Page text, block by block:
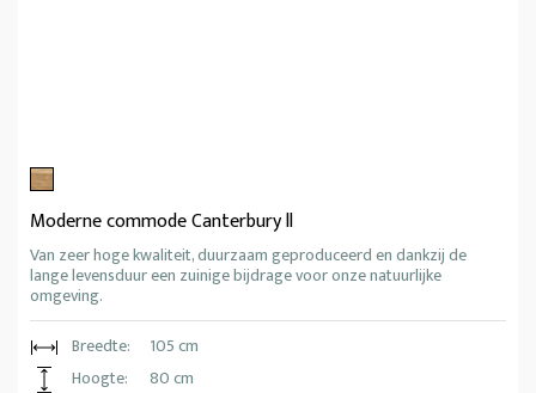
Moderne commode Canterbury ll
Van zeer hoge kwaliteit, duurzaam geproduceerd en dankzij de
lange levensduur een zuinige bijdrage voor onze natuurlijke
omgeving.
Breedte:
105 cm
Hoogte:
80 cm